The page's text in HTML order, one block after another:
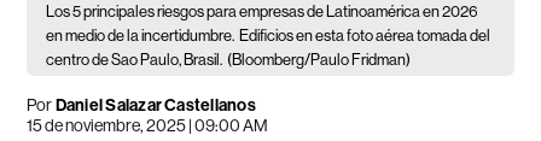
Los 5 principales riesgos para empresas de Latinoamérica en 2026
en medio de la incertidumbre. Edificios en esta foto aérea tomada del
centro de Sao Paulo, Brasil. (Bloomberg/Paulo Fridman)
PorDaniel Salazar Castellanos
15 de noviembre, 2025 | 09:00 AM